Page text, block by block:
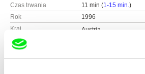
Czas trwania
11 min (1-15 min.)
Rok
1996
Kraj
Austria
Produkcja
SIXPACKFILM